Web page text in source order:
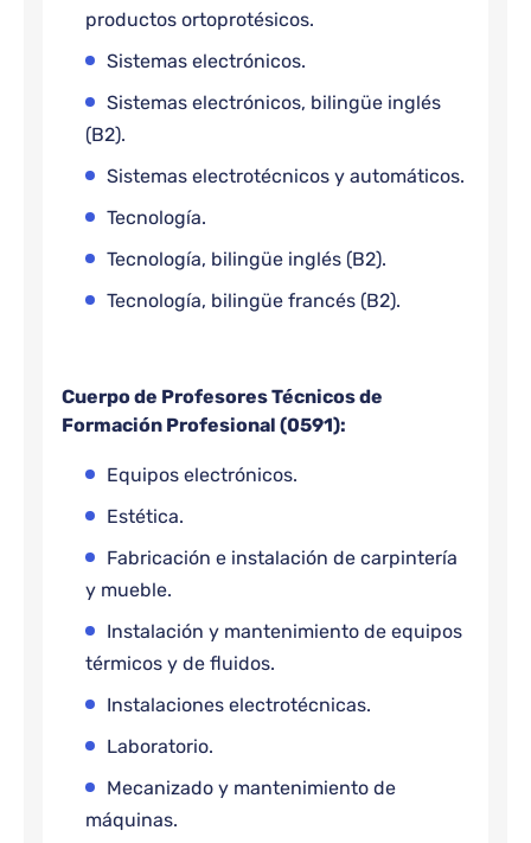
productos ortoprotésicos.
Sistemas electrónicos.
Sistemas electrónicos, bilingüe inglés
(B2).
Sistemas electrotécnicos y automáticos.
Tecnología.
Tecnología, bilingüe inglés (B2).
Tecnología, bilingüe francés (B2).
Cuerpo de Profesores Técnicos de
Formación Profesional (0591):
Equipos electrónicos.
Estética.
Fabricación e instalación de carpintería
y mueble.
Instalación y mantenimiento de equipos
térmicos y de fluidos.
Instalaciones electrotécnicas.
Laboratorio.
Mecanizado y mantenimiento de
máquinas.